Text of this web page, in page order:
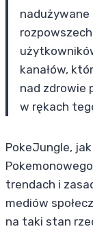
kanałów,
nad zdrowie
w rękach
PokeJungle,
trendach i
mediów
na taki stan